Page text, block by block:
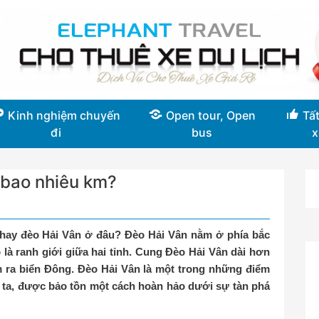
Kinh nghiệm chuyến
đi
Open tour, Open
bus
nhiêu km?
đèo Hải Vân ở đâu? Đèo Hải Vân nằm ở phía bắc
là ranh giới giữa hai tỉnh. Cung Đèo Hải Vân dài hơn
biển Đông. Đèo Hải Vân là một trong những điểm
được bảo tồn một cách hoàn hảo dưới sự tàn phá